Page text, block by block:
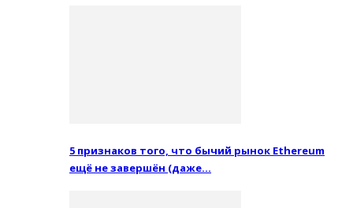
5 признаков того, что бычий рынок Ethereum
ещё не завершён (даже…